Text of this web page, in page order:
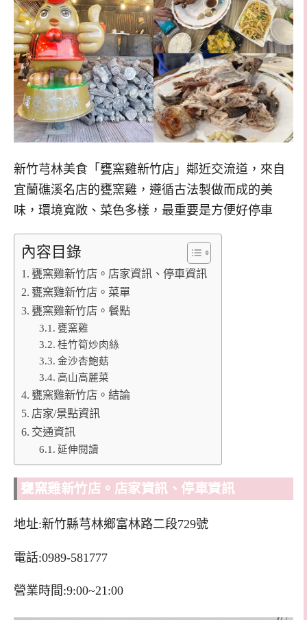
新竹芎林美食「甕窯雞新竹店」鄰近交流道，來自
宜蘭礁溪名店的甕窯雞，遵循古法製做而成的美
味，環境寬敞、菜色多樣，最重要是方便好停車
內容目錄
甕窯雞新竹店。店家資訊、停車資訊
甕窯雞新竹店。菜單
甕窯雞新竹店。餐點
甕窯雞
桂竹筍炒肉絲
金沙杏鮑菇
高山高麗菜
甕窯雞新竹店。結論
店家/景點資訊
交通資訊
延伸閱讀
甕窯雞新竹店。店家資訊、停車資訊
地址:新竹縣芎林鄉富林路二段729號
電話:0989-581777
營業時間:9:00~21:00